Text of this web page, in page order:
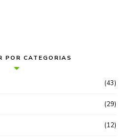
POR CATEGORIAS
(43)
(29)
(12)